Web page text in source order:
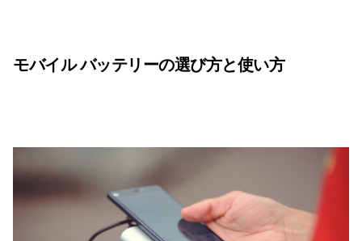
モバイル バッテリーの選び方と使い方